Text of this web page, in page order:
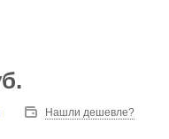
Нашли дешевле?